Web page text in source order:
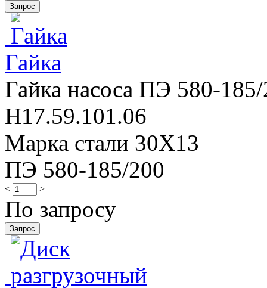
Гайка
Гайка насоса ПЭ 580-
Н17.59.101.06
Марка стали 30Х13
ПЭ 580-185/200
< >
По запросу